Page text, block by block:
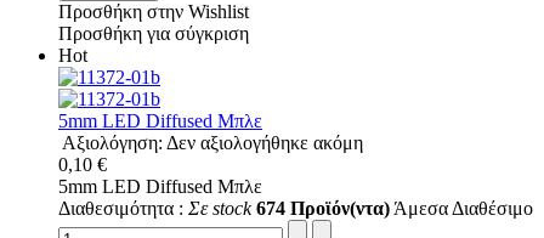
Προσθήκη στην Wishlist
Προσθήκη για σύγκριση
Hot
5mm LED Diffused Μπλε
Αξιολόγηση: Δεν αξιολογήθηκε ακόμη
0,10 €
5mm LED Diffused Μπλε
Διαθεσιμότητα : Σε stock 674 Προϊόν(ντα) Άμεσα Διαθέσιμο